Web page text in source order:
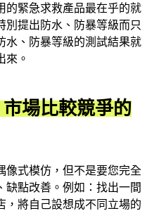
的緊急求救產品最在乎的就
別提出防水、防暴等級而只
水、防暴等級的測試結果就
來。
場比較競爭的
像式模仿，但不是要您完全
缺點改善。例如：找出一間
，將自己設想成不同立場的